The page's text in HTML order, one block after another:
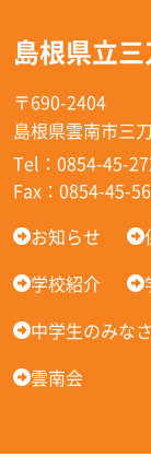
島根県立
〒690-2404
島根県雲南市三
Tel：0854-45-
Fax：0854-45-
お知らせ
学校紹介
中学生のみな
雲南会